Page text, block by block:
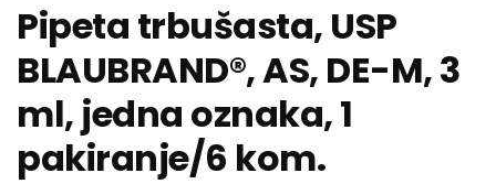
Pipeta trbušasta, USP
BLAUBRAND®, AS, DE-M, 3
ml, jedna oznaka, 1
pakiranje/6 kom.